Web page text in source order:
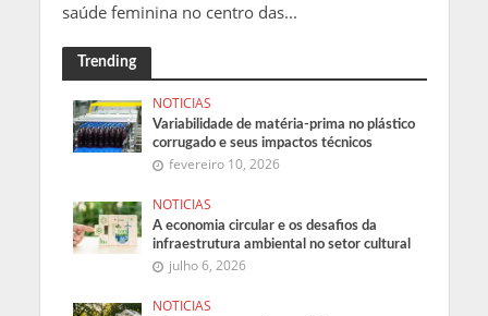
saúde feminina no centro das...
Trending
NOTICIAS
Variabilidade de matéria-prima no plástico
corrugado e seus impactos técnicos
fevereiro 10, 2026
NOTICIAS
A economia circular e os desafios da
infraestrutura ambiental no setor cultural
julho 6, 2026
NOTICIAS